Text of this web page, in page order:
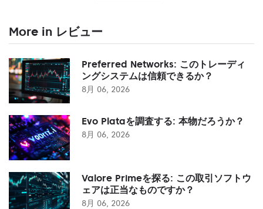
More in レビュー
Preferred Networks: このトレーディ
ングシステムは信頼できるか？
8月 06, 2026
Evo Plataを調査する: 本物だろうか？
8月 06, 2026
Valore Primeを探る: この取引ソフトウ
ェアは正当なものですか？
8月 06, 2026